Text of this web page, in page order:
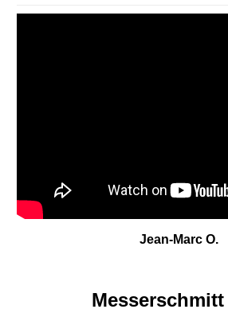
Jean-Marc O.
Messerschmitt